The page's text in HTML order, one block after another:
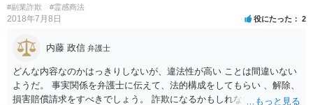
は自由にすることができます。 法的に返金を求める請求が可能である
のかについては、お金を出した経緯などをもう少し詳細に弁護士にヒ
と思います。
#副業詐欺 #霊感商法
2018年7月8日 役にたった 2
内藤 政信 弁護士
どんな内容なのかはっきりしないが、違法性が高い ことは間違いない
ようだ。 事実関係を弁護士に伝えて、法的構成をしてもらい 、解除、
損害賠償請求をすべきでしょう。 詐欺になるかもしれないですしね。